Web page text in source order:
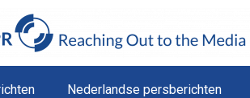
Nederlandse persberichten